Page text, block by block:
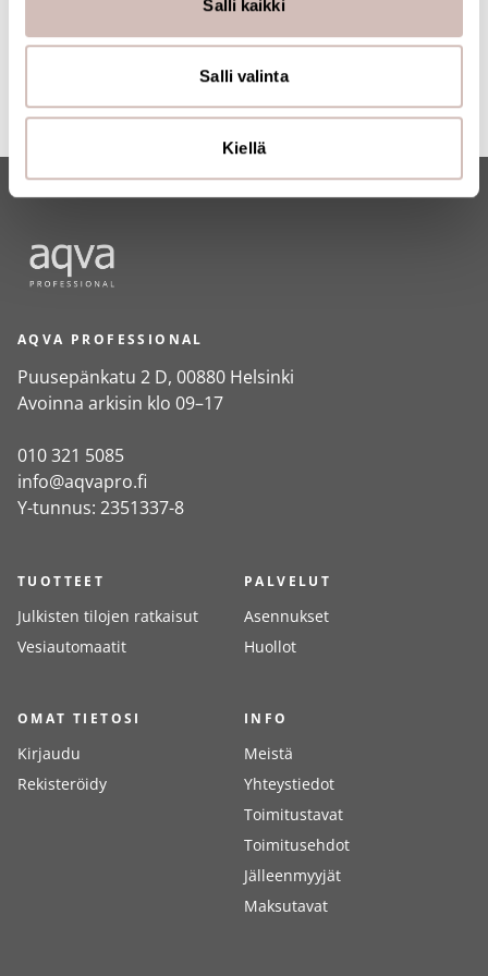
alan kumppaneillemme tietoja siitä, miten käytät
sivustoamme. Kumppanimme voivat yhdistää näitä
tietoja muihin tietoihin, joita olet antanut heille tai joita on
Salli kaikki
Salli valinta
Kiellä
AQVA PROFESSIONAL
Puusepänkatu 2 D, 00880 Helsinki
Avoinna arkisin klo 09–17
010 321 5085
info@aqvapro.fi
Y-tunnus: 2351337-8
TUOTTEET
Julkisten tilojen ratkaisut
Vesiautomaatit
PALVELUT
Asennukset
Huollot
OMAT TIETOSI
Kirjaudu
Rekisteröidy
INFO
Meistä
Yhteystiedot
Toimitustavat
Toimitusehdot
Jälleenmyyjät
Maksutavat